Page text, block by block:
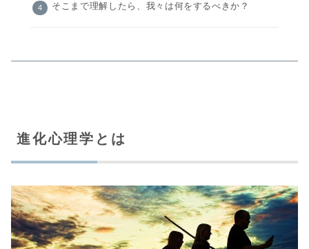
そこまで理解したら、我々は何をするべきか？
進化心理学とは